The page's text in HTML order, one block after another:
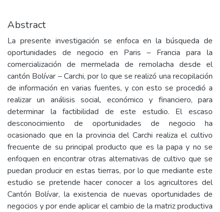
Abstract
La presente investigación se enfoca en la búsqueda de
oportunidades de negocio en Paris – Francia para la
comercialización de mermelada de remolacha desde el
cantón Bolívar – Carchi, por lo que se realizó una recopilación
de información en varias fuentes, y con esto se procedió a
realizar un análisis social, económico y financiero, para
determinar la factibilidad de este estudio. El escaso
desconocimiento de oportunidades de negocio ha
ocasionado que en la provincia del Carchi realiza el cultivo
frecuente de su principal producto que es la papa y no se
enfoquen en encontrar otras alternativas de cultivo que se
puedan producir en estas tierras, por lo que mediante este
estudio se pretende hacer conocer a los agricultores del
Cantón Bolívar, la existencia de nuevas oportunidades de
negocios y por ende aplicar el cambio de la matriz productiva